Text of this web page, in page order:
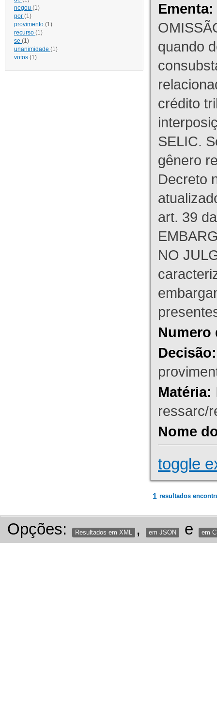
negou (1)
por (1)
provimento (1)
recurso (1)
se (1)
unanimidade (1)
votos (1)
Ementa:
quando
crédito
SELIC.
gênero
Decreto
art. 39
NO
Numero
Decisão:
Matéria:
ressarc/
Nome
toggle
1 resultados
Opções: Resultados em XML , em JSON e em